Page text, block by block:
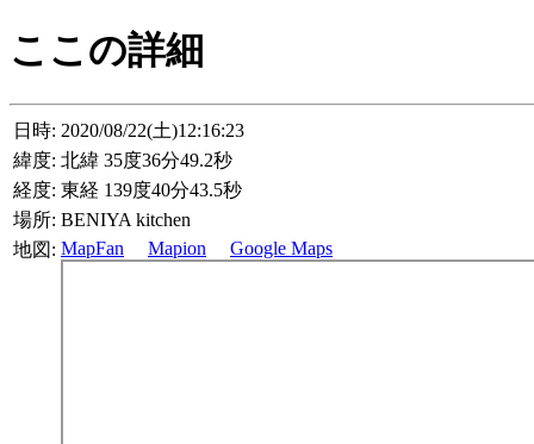
ここの詳細
日時: 2020/08/22(土)12:16:23
緯度: 北緯 35度36分49.2秒
経度: 東経 139度40分43.5秒
場所: BENIYA kitchen
地図: MapFan Mapion Google Maps